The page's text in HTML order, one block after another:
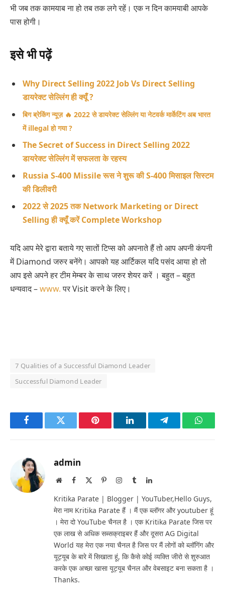
भी जब तक कामयाब ना हो तब तक लगे रहें। एक न दिन कामयाबी आपके
पास होगी।
इसे भी पढ़ें
Why Direct Selling 2022 Job Vs Direct Selling
डायरेक्ट सेल्लिंग ही क्यूँ ?
बिग ब्रेकिंग न्यूज़ 🔥 2022 से डायरेक्ट सेल्लिंग या नेटवर्क मार्केटिंग अब भारत
में illegal हो गया ?
The Secret of Success in Direct Selling 2022
डायरेक्ट सेल्लिंग में सफलता के रहस्य
Russia S-400 Missile रूस ने शुरू की S-400 मिसाइल सिस्टम
की डिलीवरी
2022 से 2025 तक Network Marketing or Direct
Selling ही क्यूँ करें Complete Workshop
यदि आप मेरे द्वारा बताये गए सातों टिप्स को अपनाते हैं तो आप अपनी कंपनी
में Diamond जरुर बनेंगे। आपको यह आर्टिकल यदि पसंद आया हो तो
आप इसे अपने हर टीम मेम्बर के साथ जरुर शेयर करें । बहुत – बहुत
धन्यवाद –www.पर Visit करने के लिए।
7 Qualities of a Successful Diamond Leader
Successful Diamond Leader
FacebookTwitter Pinterest LinkedInTelegram
admin
WebsiteFacebook PinterestInstagram
TumblrLinkedIn
Kritika Parate | Blogger | YouTuber,Hello Guys,
मेरा नाम Kritika Parate हैं । मैं एक ब्लॉगर और youtuber हूं
। मेरा दो YouTube चैनल है । एक Kritika Parate जिस पर
एक लाख से अधिक सब्सक्राइबर हैं और दूसरा AG Digital
World यह मेरा एक नया चैनल है जिस पर मैं लोगों को ब्लॉगिंग और
यूट्यूब के बारे में सिखाता हूं, कि कैसे कोई व्यक्ति जीरो से शुरुआत
करके एक अच्छा खासा यूट्यूब चैनल और वेबसाइट बना सकता है ।
Thanks.